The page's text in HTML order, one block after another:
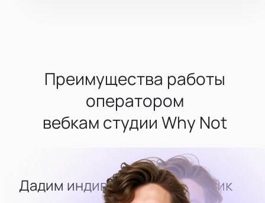
Преимущества работы
оператором
вебкам студии Why Not
Дадим индивидуальный график